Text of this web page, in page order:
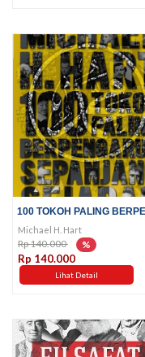
Michael H. Hart
Rp 140.000 %
Rp 140.000
Lihat Detail